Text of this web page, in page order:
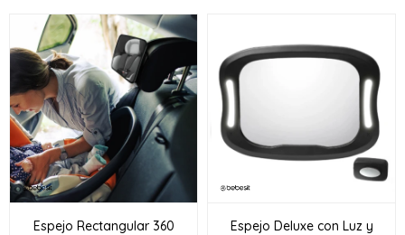
Espejo Rectangular 360
Espejo Deluxe con Luz y